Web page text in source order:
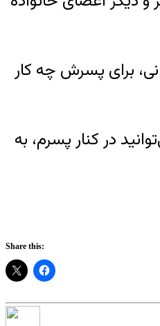
برای پسرش چه کار
در کنار پسرم، به
Share this: